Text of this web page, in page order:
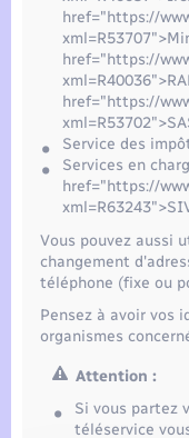
href="https://
href="https://
href="https://
Service des
Services en
href="https://
Vous pouvez aussi
changement
téléphone (fixe ou
Pensez à avoir vos
organismes
Attention :
Si vous partez
téléservice